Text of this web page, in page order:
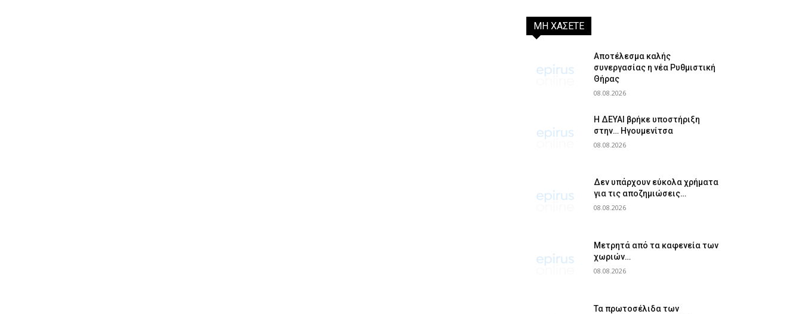
ΜΗ ΧΑΣΕΤΕ
Αποτέλεσμα καλής
συνεργασίας η νέα Ρυθμιστική
Θήρας
08.08.2026
Η ΔΕΥΑΙ βρήκε υποστήριξη
στην… Ηγουμενίτσα
08.08.2026
Δεν υπάρχουν εύκολα χρήματα
για τις αποζημιώσεις…
08.08.2026
Μετρητά από τα καφενεία των
χωριών…
08.08.2026
Τα πρωτοσέλιδα των